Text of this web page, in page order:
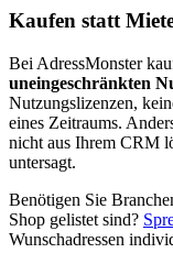
Kaufen statt
Bei AdressMonster
uneingeschränkten
Nutzungslizenzen,
eines Zeitraums.
nicht aus Ihrem CRM
untersagt.
Benötigen Sie
Shop gelistet sind?
Wunschadressen